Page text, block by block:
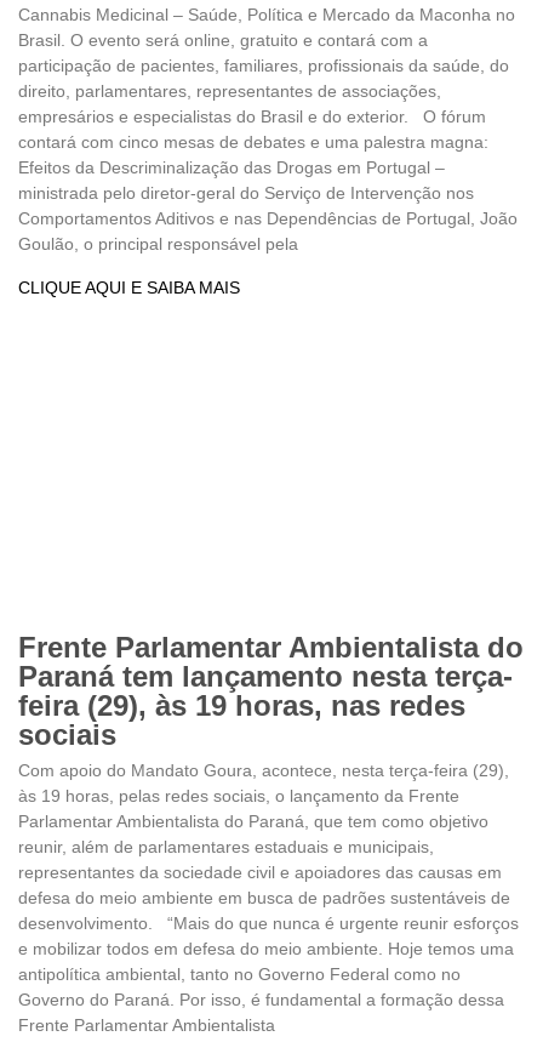
Cannabis Medicinal – Saúde, Política e Mercado da Maconha no
Brasil. O evento será online, gratuito e contará com a
participação de pacientes, familiares, profissionais da saúde, do
direito, parlamentares, representantes de associações,
empresários e especialistas do Brasil e do exterior. O fórum
contará com cinco mesas de debates e uma palestra magna:
Efeitos da Descriminalização das Drogas em Portugal –
ministrada pelo diretor-geral do Serviço de Intervenção nos
Comportamentos Aditivos e nas Dependências de Portugal, João
Goulão, o principal responsável pela
CLIQUE AQUI E SAIBA MAIS
Frente Parlamentar Ambientalista do
Paraná tem lançamento nesta terça-
feira (29), às 19 horas, nas redes
sociais
Com apoio do Mandato Goura, acontece, nesta terça-feira (29),
às 19 horas, pelas redes sociais, o lançamento da Frente
Parlamentar Ambientalista do Paraná, que tem como objetivo
reunir, além de parlamentares estaduais e municipais,
representantes da sociedade civil e apoiadores das causas em
defesa do meio ambiente em busca de padrões sustentáveis de
desenvolvimento. “Mais do que nunca é urgente reunir esforços
e mobilizar todos em defesa do meio ambiente. Hoje temos uma
antipolítica ambiental, tanto no Governo Federal como no
Governo do Paraná. Por isso, é fundamental a formação dessa
Frente Parlamentar Ambientalista